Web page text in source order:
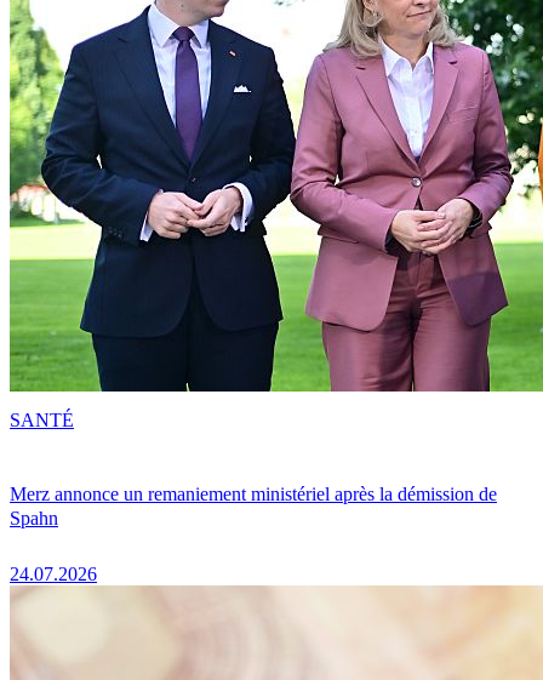
Merz annonce un remaniement ministériel après la démission de
Spahn
24.07.2026
SANTÉ